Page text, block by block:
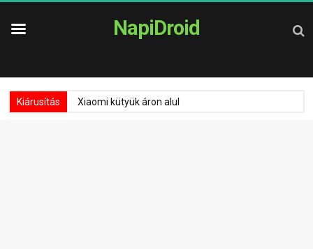
NapiDroid
Kiárusítás Xiaomi kütyük áron alul